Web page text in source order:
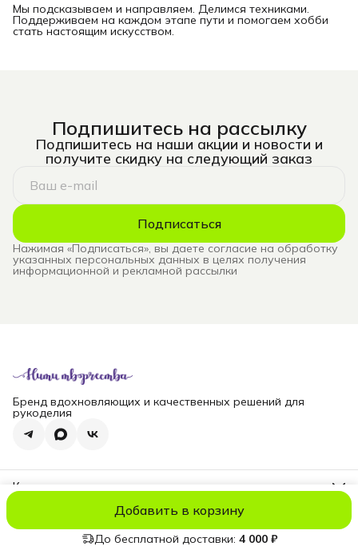
Добавить в корзину
До бесплатной доставки: 4 000 ₽
Мы подсказываем и направляем. Делимся техниками.
Поддерживаем на каждом этапе пути и помогаем хобби
стать настоящим искусством.
Подпишитесь на рассылку
Подпишитесь на наши акции и новости и
получите скидку на следующий заказ
Подписаться
Нажимая «Подписаться», вы даете согласие на обработку
указанных персональных данных в целях получения
информационной и рекламной рассылки
Бренд вдохновляющих и качественных решений для
рукоделия
Контакты
Эл. почта
nititv@yandex.ru
© niti_liveОплатаДоставкаПравила возвратаРеквизиты